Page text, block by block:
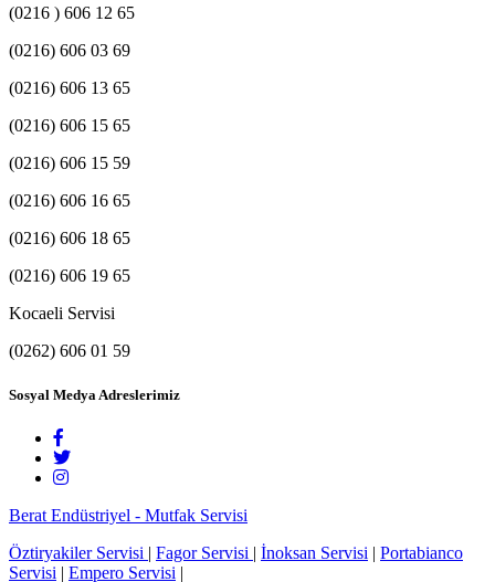
(0216 ) 606 12 65
(0216) 606 03 69
(0216) 606 13 65
(0216) 606 15 65
(0216) 606 15 59
(0216) 606 16 65
(0216) 606 18 65
(0216) 606 19 65
Kocaeli Servisi
(0262) 606 01 59
Sosyal Medya Adreslerimiz
Berat Endüstriyel - Mutfak Servisi
Öztiryakiler Servisi | Fagor Servisi | İnoksan Servisi | Portabianco
Servisi | Empero Servisi |